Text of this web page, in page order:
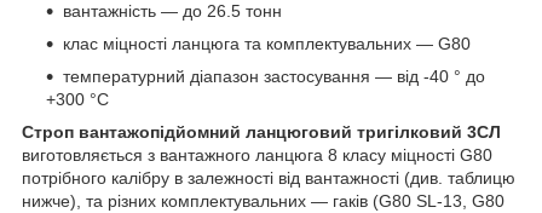
вантажність — до 26.5 тонн
клас міцності ланцюга та комплектувальних — G80
температурний діапазон застосування — від -40 ° до
+300 °С
Строп вантажопідйомний ланцюговий тригілковий 3СЛ
виготовляється з вантажного ланцюга 8 класу міцності G80
потрібного калібру в залежності від вантажності (див. таблицю
нижче), та різних комплектувальних — гаків (G80 SL-13, G80